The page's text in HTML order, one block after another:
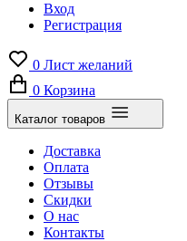
Вход
Регистрация
0 Лист желаний
0 Корзина
Каталог товаров
Доставка
Оплата
Отзывы
Скидки
О нас
Контакты